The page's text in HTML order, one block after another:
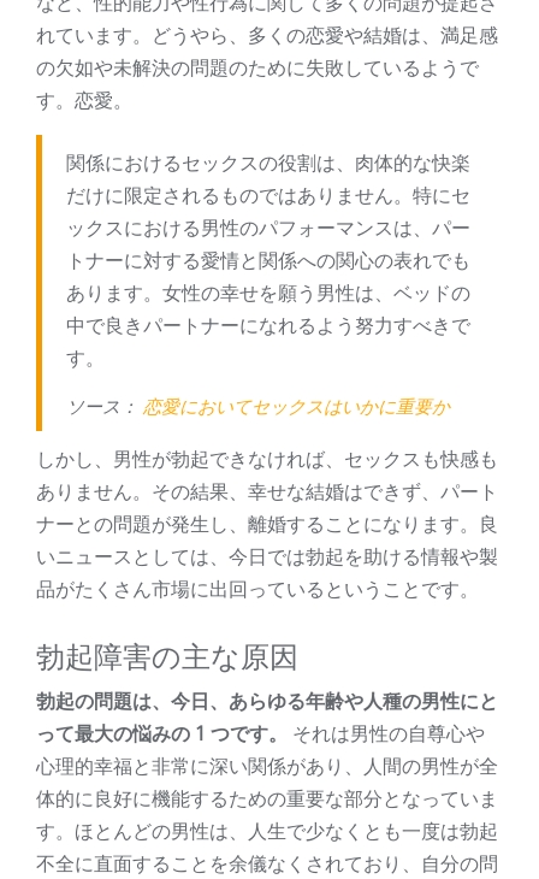
れています。どうやら、多くの恋愛や結婚は、満足感
の欠如や未解決の問題のために失敗しているようで
す。恋愛。
関係におけるセックスの役割は、肉体的な快楽
だけに限定されるものではありません。特にセ
ックスにおける男性のパフォーマンスは、パー
トナーに対する愛情と関係への関心の表れでも
あります。女性の幸せを願う男性は、ベッドの
中で良きパートナーになれるよう努力すべきで
す。
ソース： 恋愛においてセックスはいかに重要か
しかし、男性が勃起できなければ、セックスも快感も
ありません。その結果、幸せな結婚はできず、パート
ナーとの問題が発生し、離婚することになります。良
いニュースとしては、今日では勃起を助ける情報や製
品がたくさん市場に出回っているということです。
勃起障害の主な原因
勃起の問題は、今日、あらゆる年齢や人種の男性にと
って最大の悩みの 1 つです。
それは男性の自尊心や
心理的幸福と非常に深い関係があり、人間の男性が全
体的に良好に機能するための重要な部分となっていま
す。ほとんどの男性は、人生で少なくとも一度は勃起
不全に直面することを余儀なくされており、自分の問